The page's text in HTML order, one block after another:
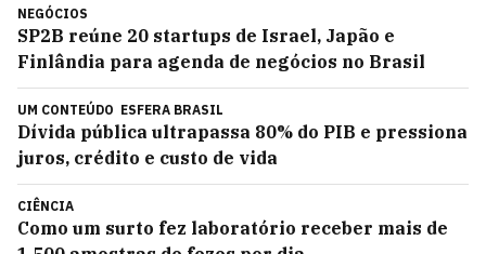
NEGÓCIOS
SP2B reúne 20 startups de Israel, Japão e
Finlândia para agenda de negócios no Brasil
UM CONTEÚDO ESFERA BRASIL
Dívida pública ultrapassa 80% do PIB e pressiona
juros, crédito e custo de vida
CIÊNCIA
Como um surto fez laboratório receber mais de